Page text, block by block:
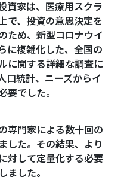
資家は、医療用スクラ
で、投資の意思決定を
ため、新型コロナウイ
に複雑化した、全国の
に関する詳細な調査に
口統計、ニーズからイ
要でした。
専門家による数十回の
した。その結果、より
対して定量化する必要
ました。